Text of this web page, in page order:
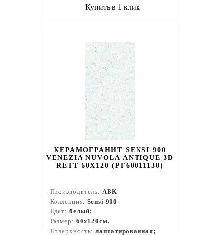
Купить в 1 клик
КЕРАМОГРАНИТ SENSI 900
VENEZIA NUVOLA ANTIQUE 3D
RETT 60X120 (PF60011130)
Производитель:ABK
Коллекция: Sensi 900
Цвет: белый;
Размер: 60x120см.
Поверхность:лаппатированная;